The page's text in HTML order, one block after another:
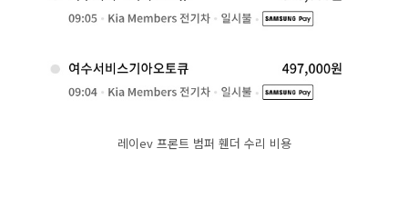
레이ev 프론트 범퍼 휀더 수리 비용